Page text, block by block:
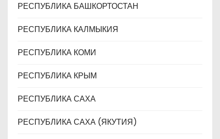
РЕСПУБЛИКА БАШКОРТОСТАН
РЕСПУБЛИКА КАЛМЫКИЯ
РЕСПУБЛИКА КОМИ
РЕСПУБЛИКА КРЫМ
РЕСПУБЛИКА САХА
РЕСПУБЛИКА САХА (ЯКУТИЯ)